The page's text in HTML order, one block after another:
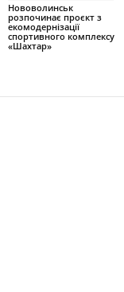
Нововолинськ
розпочинає проєкт з
екомодернізації
спортивного комплексу
«Шахтар»